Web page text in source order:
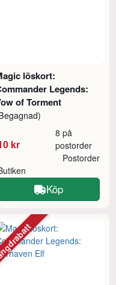
löskort:
Legends:
of Torment
kr
8 på
postorder
Postorder
Köp